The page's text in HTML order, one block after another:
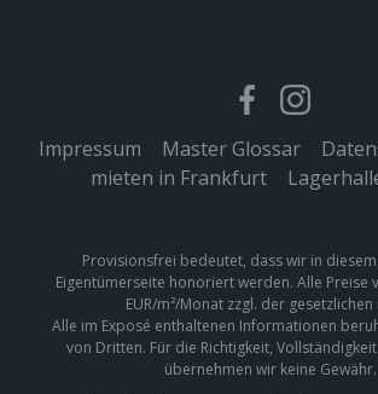
Impressum Master Glossar
mieten in Frankfurt|
Provisionsfrei bedeutet, dass wir in
Eigentümerseite honoriert werden. Alle Preise
EUR/m²/Monat zzgl. der gesetzlichen
Alle im Exposé enthaltenen Informationen
von Dritten. Für die Richtigkeit,
übernehmen wir keine Gewähr.